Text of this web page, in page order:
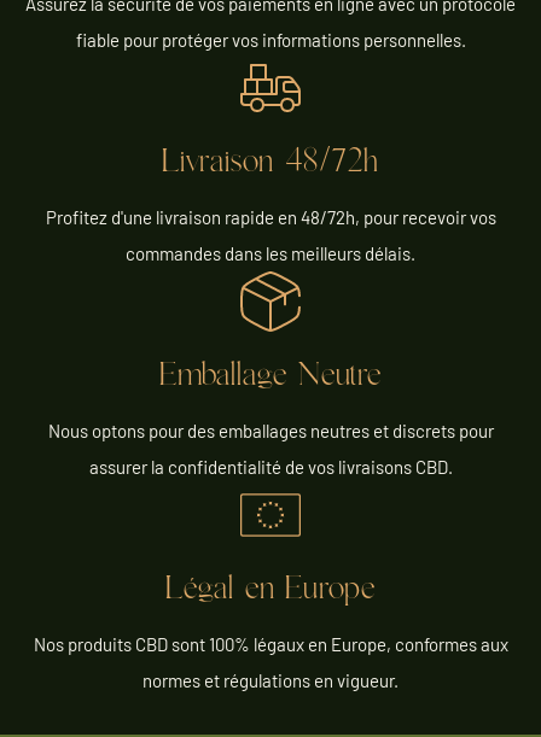
fiable pour protéger vos informations personnelles.
Livraison 48/72h
Profitez d'une livraison rapide en 48/72h, pour recevoir vos
commandes dans les meilleurs délais.
Emballage Neutre
Nous optons pour des emballages neutres et discrets pour
assurer la confidentialité de vos livraisons CBD.
Légal en Europe
Nos produits CBD sont 100% légaux en Europe, conformes aux
normes et régulations en vigueur.